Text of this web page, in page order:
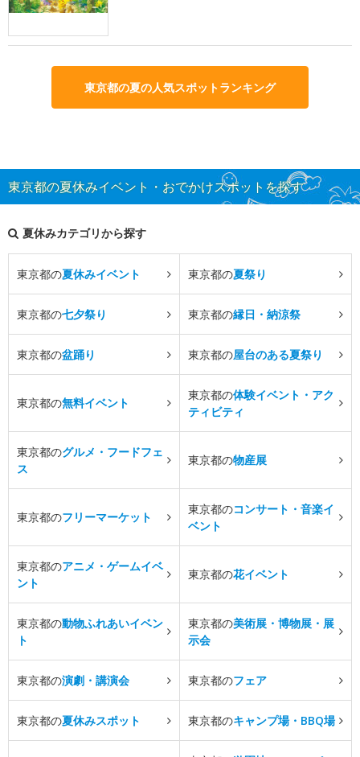
東京都の夏の人気スポットランキング
東京都の夏休みイベント・おでかけスポットを探す
夏休みカテゴリから探す
東京都の夏休みイベント 東京都の夏祭り
東京都の七夕祭り 東京都の縁日・納涼祭
東京都の盆踊り 東京都の屋台のある夏祭り
東京都の無料イベント
東京都の体験イベント・アク
ティビティ
東京都のグルメ・フードフェ
ス
東京都の物産展
東京都のフリーマーケット
東京都のコンサート・音楽イ
ベント
東京都のアニメ・ゲームイベ
ント
東京都の花イベント
東京都の動物ふれあいイベン
ト
東京都の美術展・博物展・展
示会
東京都の演劇・講演会 東京都のフェア
東京都の夏休みスポット 東京都のキャンプ場・BBQ場